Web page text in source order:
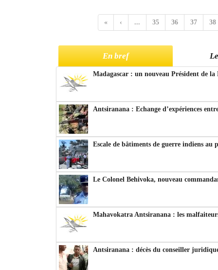
« ‹ ... 35 36 37 38
En bref
Madagascar : un nouveau Président de
Antsiranana : Echange d’expériences
Escale de bâtiments de guerre indiens au
Le Colonel Behivoka, nouveau
Mahavokatra Antsiranana : les
Antsiranana : décès du conseiller